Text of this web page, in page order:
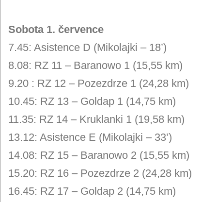
Sobota 1. července
7.45: Asistence D (Mikolajki – 18’)
8.08: RZ 11 – Baranowo 1 (15,55 km)
9.20 : RZ 12 – Pozezdrze 1 (24,28 km)
10.45: RZ 13 – Goldap 1 (14,75 km)
11.35: RZ 14 – Kruklanki 1 (19,58 km)
13.12: Asistence E (Mikolajki – 33’)
14.08: RZ 15 – Baranowo 2 (15,55 km)
15.20: RZ 16 – Pozezdrze 2 (24,28 km)
16.45: RZ 17 – Goldap 2 (14,75 km)